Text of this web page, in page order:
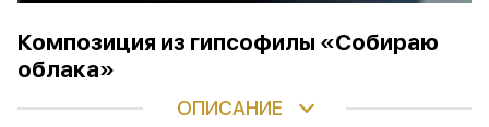
Композиция из гипсофилы «Собираю
облака»
ОПИСАНИЕ